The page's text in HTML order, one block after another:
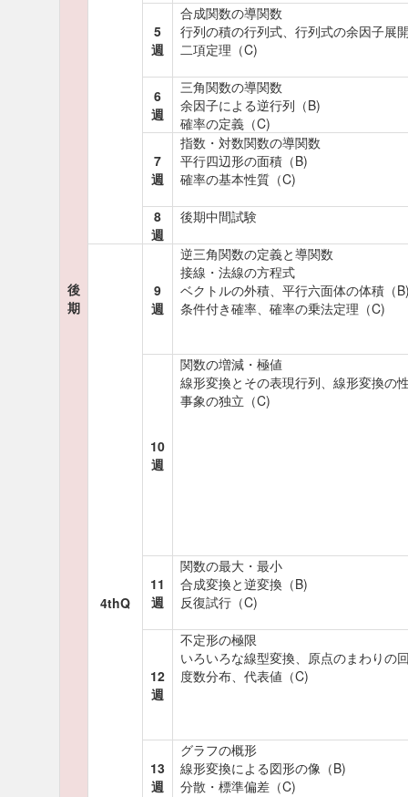
後
期
5
週
合成関数の導関数
行列の積の行列式、行列式の余因子展
二項定理（C)
6
週
三角関数の導関数
余因子による逆行列（B)
確率の定義（C)
7
週
指数・対数関数の導関数
平行四辺形の面積（B)
確率の基本性質（C)
8
週
後期中間試験
4thQ
9
週
逆三角関数の定義と導関数
接線・法線の方程式
ベクトルの外積、平行六面体の体積（
条件付き確率、確率の乗法定理（C)
10
週
関数の増減・極値
線形変換とその表現行列、線形変換の
事象の独立（C)
11
週
関数の最大・最小
合成変換と逆変換（B)
反復試行（C)
12
週
不定形の極限
いろいろな線型変換、原点のまわりの
度数分布、代表値（C)
13
週
グラフの概形
線形変換による図形の像（B)
分散・標準偏差（C)